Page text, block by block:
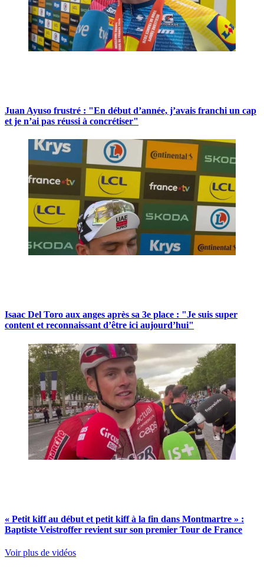
Juan Ayuso frustré : "En début d’année, j’avais franchi un cap
et je n’ai pas réussi à concrétiser"
Isaac Del Toro aux anges après sa 3e place : "Je suis super
content et reconnaissant d’être ici aujourd’hui"
« Petit kiff au début et petit kiff à la fin dans Montmartre » :
Baptiste Veistroffer revient sur son premier Tour de France
Voir plus de vidéos